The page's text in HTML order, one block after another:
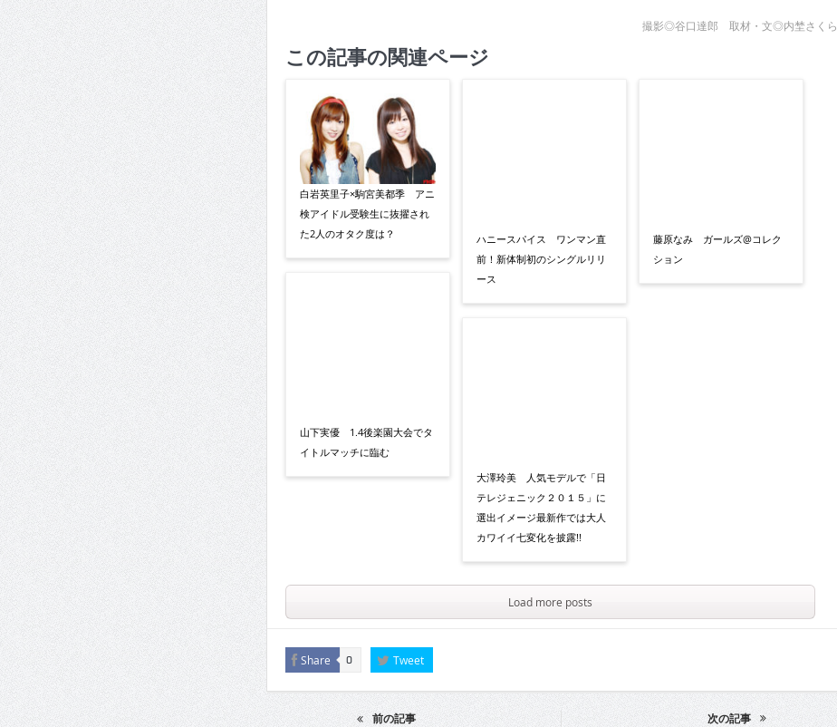
撮影◎谷口達郎 取材・文◎内埜さくら
この記事の関連ページ
白岩英里子×駒宮美都季 アニ
検アイドル受験生に抜擢され
た2人のオタク度は？
山下実優 1.4後楽園大会でタ
イトルマッチに臨む
ハニースパイス ワンマン直
前！新体制初のシングルリリ
ース
大澤玲美 人気モデルで「日
テレジェニック２０１５」に
選出イメージ最新作では大人
カワイイ七変化を披露!!
藤原なみ ガールズ@コレク
ション
Load more posts
Share 0 Tweet
前の記事 次の記事